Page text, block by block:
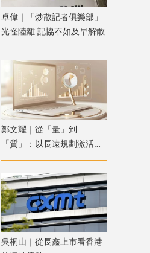
卓偉｜「炒散記者俱樂部」
光怪陸離 記協不如及早解散
鄭文耀｜從「量」到
「質」：以長遠規劃激活香
港資產管理新動能
吳桐山｜從長鑫上市看香港